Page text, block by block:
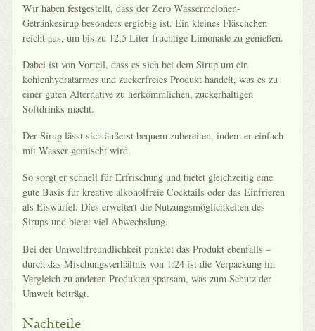
Wir haben festgestellt, dass der Zero Wassermelonen-
Getränkesirup besonders ergiebig ist. Ein kleines Fläschchen
reicht aus, um bis zu 12,5 Liter fruchtige Limonade zu genießen.
Dabei ist von Vorteil, dass es sich bei dem Sirup um ein
kohlenhydratarmes und zuckerfreies Produkt handelt, was es zu
einer guten Alternative zu herkömmlichen, zuckerhaltigen
Softdrinks macht.
Der Sirup lässt sich äußerst bequem zubereiten, indem er einfach
mit Wasser gemischt wird.
So sorgt er schnell für Erfrischung und bietet gleichzeitig eine
gute Basis für kreative alkoholfreie Cocktails oder das Einfrieren
als Eiswürfel. Dies erweitert die Nutzungsmöglichkeiten des
Sirups und bietet viel Abwechslung.
Bei der Umweltfreundlichkeit punktet das Produkt ebenfalls –
durch das Mischungsverhältnis von 1:24 ist die Verpackung im
Vergleich zu anderen Produkten sparsam, was zum Schutz der
Umwelt beiträgt.
Nachteile